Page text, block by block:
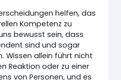
helfen, das
Kompetenz zu
bewusst sein, dass
sind und sogar
Wissen allein führt nicht
Reaktion oder zu einer
von Personen, und es